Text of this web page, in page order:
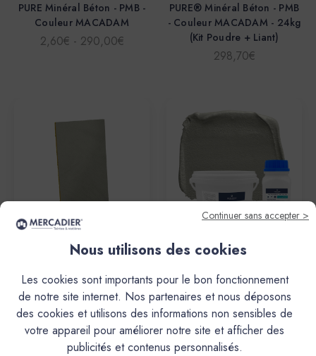
PURE Minéral Béton - PMB -
Couleur MACADAM
2,60€ - 290,00€
PURE® Minéral Béton - PMB
- Couleur MACADAM - 24kg
(Kit Poudre + Liant)
298,70€
Mercadier
- Couleur MACADAM -
Echantillon Matière &
Couleur
2,70€
Mercadier
- Couleur MACADAM - Dose
Essai
34,60€
Continuer sans accepter >
Nous utilisons des cookies
Les cookies sont importants pour le bon fonctionnement
de notre site internet. Nos partenaires et nous déposons
des cookies et utilisons des informations non sensibles de
votre appareil pour améliorer notre site et afficher des
publicités et contenus personnalisés.